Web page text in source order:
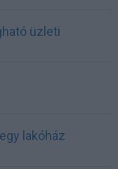
üzleti
lakóház